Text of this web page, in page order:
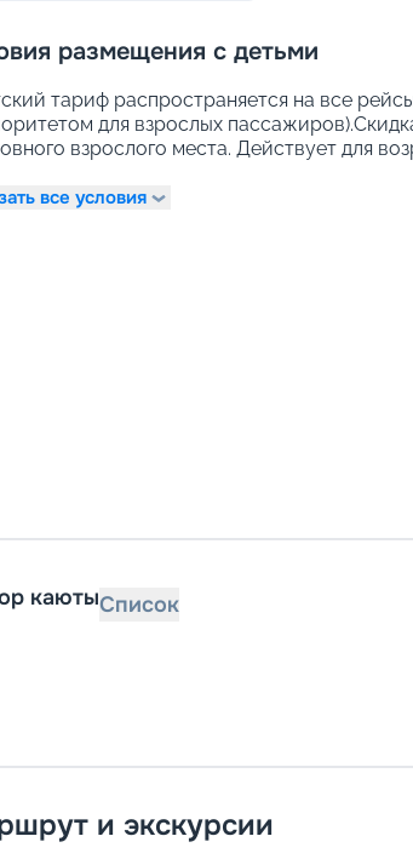
размещения с детьми
тариф распространяется на все
для взрослых
взрослого места. Действует для
все условия
каютыСписок
и экскурсии